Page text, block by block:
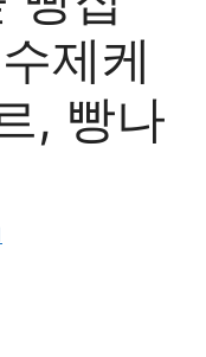
제케
, 빵나